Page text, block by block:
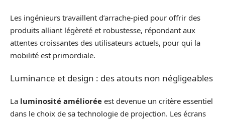
Les ingénieurs travaillent d’arrache-pied pour offrir des
produits alliant légèreté et robustesse, répondant aux
attentes croissantes des utilisateurs actuels, pour qui la
mobilité est primordiale.
Luminance et design : des atouts non négligeables
La luminosité améliorée est devenue un critère essentiel
dans le choix de sa technologie de projection. Les écrans